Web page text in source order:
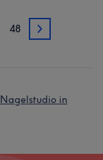
48 5
Nagelstudio in